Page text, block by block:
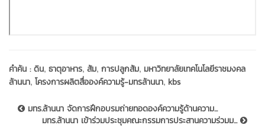
คำค้น :ดิน, ธาตุอาหาร, ส้ม, การปลูกส้ม, มหาวิทยาลัยเทคโนโลยีราชมงคล
ล้านนา, โครงการผลิตสื่อองค์ความรู้-มทรล้านนา, kbs
มทร.ล้านนา จัดการฝึกอบรมถ่ายทอดองค์ความรู้ด้านความ...
มทร.ล้านนา เข้าร่วมประชุมคณะกรรมการประสานความร่วมม...